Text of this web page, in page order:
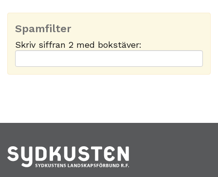
Spamfilter
Skriv siffran 2 med bokstäver: